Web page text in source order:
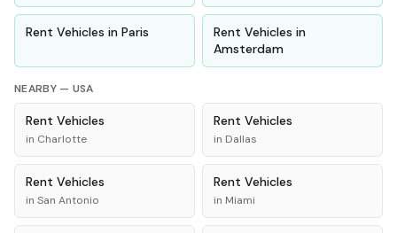
Rent Vehicles in Paris Rent Vehicles in
Amsterdam
NEARBY — USA
Rent Vehicles
in Charlotte
Rent Vehicles
in Dallas
Rent Vehicles
in San Antonio
Rent Vehicles
in Miami